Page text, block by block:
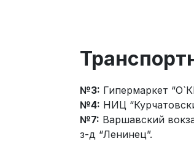
№3: Гипермаркет
№4: НИЦ
№7: Варшавский
з-д “Ленинец”.